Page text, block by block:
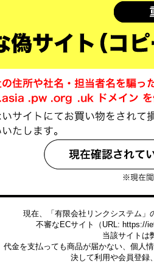
現在、「有限会社リンクシステム」
不審なECサイト（URL: https://
当該サイトは
代金を支払っても商品が届かない、個人
決して利用や会員登録